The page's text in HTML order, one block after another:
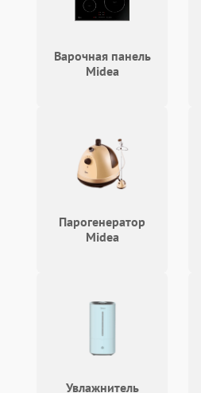
Варочная панель
Midea
Парогенератор
Midea
Увлажнитель